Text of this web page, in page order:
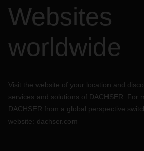
Websites
worldwide
Visit the website of your location and
services and solutions of DACHSER. For
DACHSER from a global perspective
website: dachser.com